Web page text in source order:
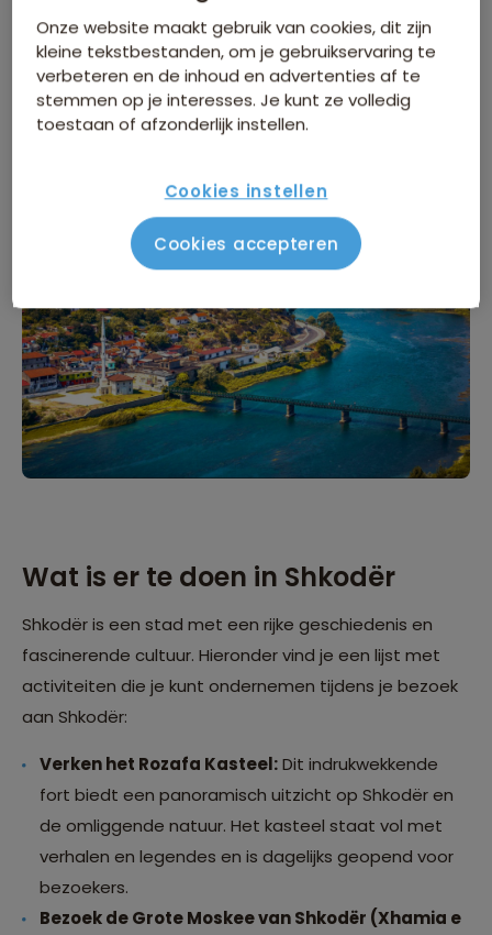
door historische heersers. Tegenwoordig is Shkodër
niet alleen bekend om de historische betekenis, maar
ook als een centrum van cultuur en onderwijs, terwijl
het ook dient als een natuurlijk toegangspunt naar de
Wat is er te doen in Shkodër
Shkodër is een stad met een rijke geschiedenis en
fascinerende cultuur. Hieronder vind je een lijst met
activiteiten die je kunt ondernemen tijdens je bezoek
aan Shkodër:
Verken het Rozafa Kasteel:Dit indrukwekkende
fort biedt een panoramisch uitzicht op Shkodër en
de omliggende natuur. Het kasteel staat vol met
verhalen en legendes en is dagelijks geopend voor
bezoekers.
Bezoek de Grote Moskee van Shkodër (Xhamia e
Onze website maakt gebruik van cookies, dit zijn
kleine tekstbestanden, om je gebruikservaring te
verbeteren en de inhoud en advertenties af te
stemmen op je interesses. Je kunt ze volledig
toestaan of afzonderlijk instellen.
Cookies instellen
Cookies accepteren